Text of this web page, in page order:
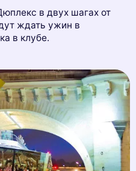
в двух шагах от
ждать ужин в
в клубе.